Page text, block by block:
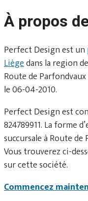
À propos
Perfect Design est un
Liègedans la region
Route de
le 06-04-2010.
Perfect Design est
824789911. La forme
succursale à Route
Vous trouverez ci-
sur cette société.
Commencez